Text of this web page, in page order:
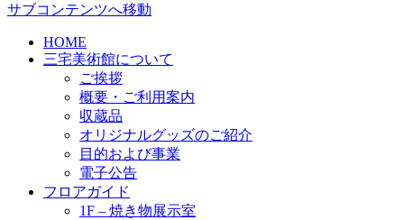
サブコンテンツへ移動
HOME
三宅美術館について
ご挨拶
概要・ご利用案内
収蔵品
オリジナルグッズのご紹介
目的および事業
電子公告
フロアガイド
1F – 焼き物展示室